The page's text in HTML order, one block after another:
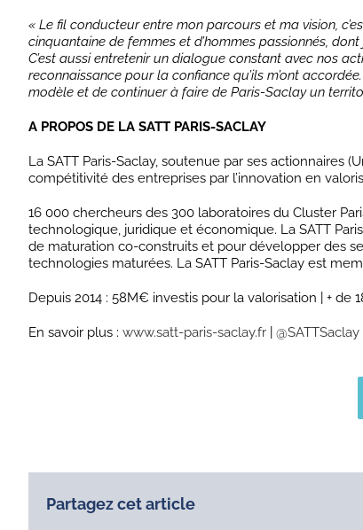
« Le fil conducteur entre mon parcours et ma vision,
cinquantaine de femmes et d’hommes passionnés,
C’est aussi entretenir un dialogue constant avec nos
reconnaissance pour la confiance qu’ils m’ont
modèle et de continuer à faire de Paris-Saclay un
A PROPOS DE LA SATT PARIS-SACLAY
La SATT Paris-Saclay, soutenue par ses actionnaires
compétitivité des entreprises par l’innovation en
16 000 chercheurs des 300 laboratoires du Cluster
technologique, juridique et économique. La SATT
de maturation co-construits et pour développer des
technologies maturées. La SATT Paris-Saclay est
Depuis 2014 : 58M€ investis pour la valorisation | +
En savoir plus : www.satt-paris-saclay.fr| @SATTSaclay
Partagez cet article